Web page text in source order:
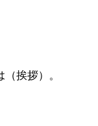
挨拶）。